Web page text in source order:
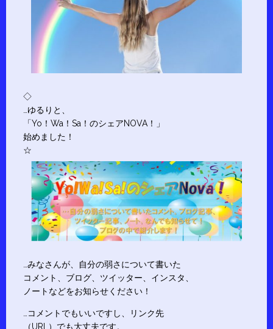
◇
…ゆるりと、
「Yo！Wa！Sa！のシェアNOVA！」
始めました！
☆
…みなさんが、自分の弱さについて書いた
コメント、ブログ、ツイッター、インスタ、
ノートなどをお知らせください！
…コメントでもいいですし、リンク先
（URL）でも大丈夫です。